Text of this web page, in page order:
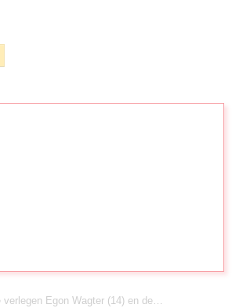
verlegen Egon Wagter (14) en de…